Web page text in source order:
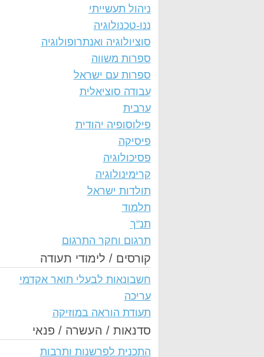
ניהול תעשייתי
ננו-טכנולוגיה
סוציולוגיה ואנתרופולוגיה
ספרות משווה
ספרות עם ישראל
עבודה סוציאלית
ערבית
פילוסופיה יהודית
פיסיקה
פסיכולוגיה
קרימינולוגיה
תולדות ישראל
תלמוד
תנ"ך
תרגום וחקר התרגום
קורסים / לימודי תעודה
חשבונאות לבעלי תואר אקדמי
עריכה
תעודת הוראה במוזיקה
סדנאות / העשרה / פנאי
התכנית לפרשנות ותרבות